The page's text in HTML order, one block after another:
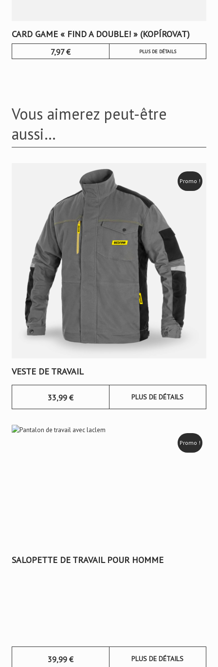
CARD GAME « FIND A DOUBLE! » (KOPÍROVAT)
7,97€ PLUS DE DÉTAILS
Vous aimerez peut-être
aussi…
VESTE DE TRAVAIL
Promo !
33,99 € PLUS DE DÉTAILS
SALOPETTE DE TRAVAIL POUR HOMME
Promo !
39,99 € PLUS DE DÉTAILS